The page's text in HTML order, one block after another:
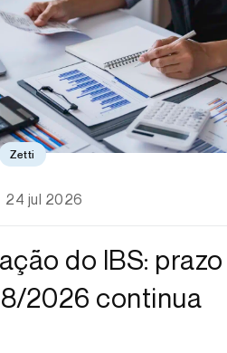
Zetti
24 jul 2026
do IBS: prazo
2026 continua